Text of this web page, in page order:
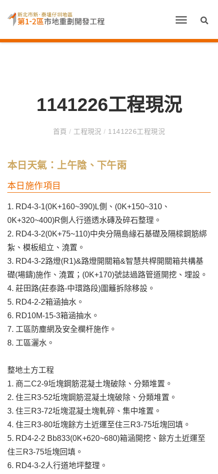
1141226工程現況
首頁/ 工程現況/ 1141226工程現況
本日天氣：上午陰、下午雨
本日施作項目
1. RD4-3-1(0K+160~390)L側、(0K+150~310、
0K+320~400)R側人行道透水磚及碎石整理。
2. RD4-3-2(0K+75~110)中央分隔島緣石基礎及隔樑鋼筋綁
紮、模板組立、澆置。
3. RD4-3-2路燈(R1)&路燈開關箱&智慧共桿開關箱共構基
礎(場鑄)施作、澆置；(0K+170)號誌過路管道開挖、埋設。
4. 莊田路(莊泰路-中環路段)圍籬拆除移設。
5. RD4-2-2箱涵抽水。
6. RD10M-15-3箱涵抽水。
7. 工區防塵網及安全欄杆施作。
8. 工區灑水。
整地土方工程
1. 商二C2-9坵塊鋼筋混凝土塊破除、分類堆置。
2. 住三R3-52坵塊鋼筋混凝土塊破除、分類堆置。
3. 住三R3-72坵塊混凝土塊軋碎、集中堆置。
4. 住三R3-80坵塊餘方土近運至住三R3-75坵塊回填。
5. RD4-2-2 Bb833(0K+620~680)箱涵開挖、餘方土近運至
住三R3-75坵塊回填。
6. RD4-3-2人行道地坪整理。